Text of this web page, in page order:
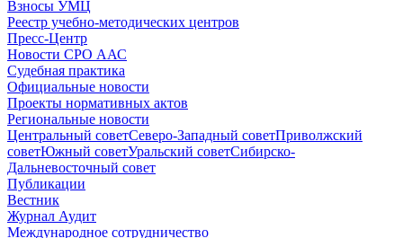
Взносы УМЦ
Реестр учебно-методических центров
Пресс-Центр
Новости СРО ААС
Судебная практика
Официальные новости
Проекты нормативных актов
Региональные новости
Центральный советСеверо-Западный советПриволжский
советЮжный советУральский советСибирско-
Дальневосточный совет
Публикации
Вестник
Журнал Аудит
Международное сотрудничество